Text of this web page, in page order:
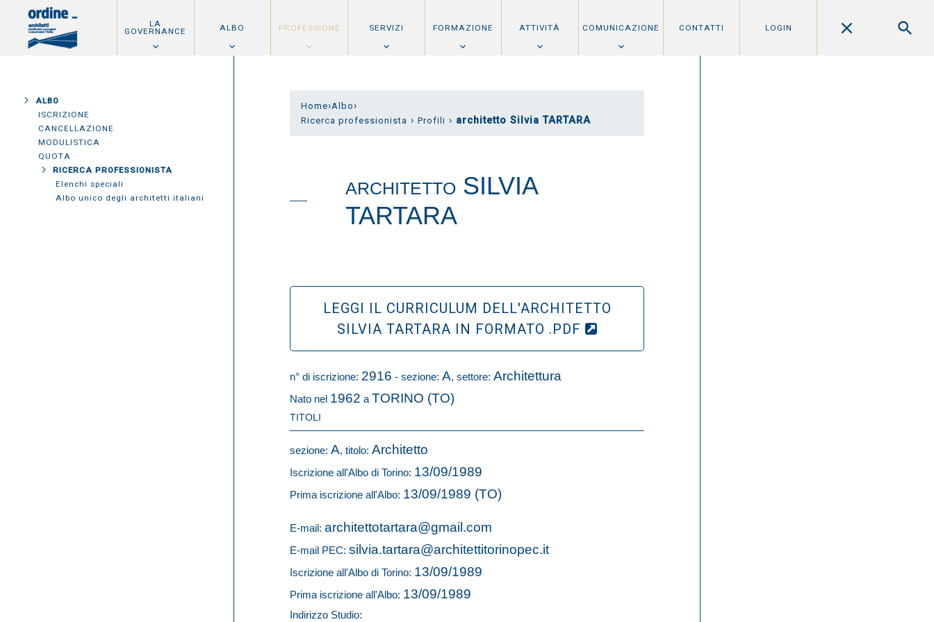
LA
GOVERNANCE ALBO PROFESSIONE SERVIZI FORMAZIONE ATTIVITÀ COMUNICAZIONE CONTATTI LOGIN
ALBO
ISCRIZIONE
CANCELLAZIONE
MODULISTICA
QUOTA
RICERCA PROFESSIONISTA
Elenchi speciali
Albo unico degli architetti italiani
Home›Albo›
Ricerca professionista › Profili › architetto Silvia TARTARA
ARCHITETTO SILVIA
TARTARA
LEGGI IL CURRICULUM DELL'ARCHITETTO
SILVIA TARTARA IN FORMATO .PDF
n° di iscrizione: 2916 - sezione: A, settore: Architettura
Nato nel 1962 a TORINO (TO)
TITOLI
sezione: A, titolo: Architetto
Iscrizione all'Albo di Torino: 13/09/1989
Prima iscrizione all'Albo: 13/09/1989 (TO)
E-mail: architettotartara@gmail.com
E-mail PEC: silvia.tartara@architettitorinopec.it
Iscrizione all'Albo di Torino: 13/09/1989
Prima iscrizione all'Albo: 13/09/1989
Indirizzo Studio: